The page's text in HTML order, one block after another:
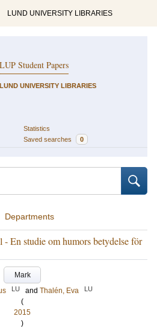
LUND UNIVERSITY LIBRARIES
LUP Student Papers
LUND UNIVERSITY LIBRARIES
Statistics
Saved searches 0
Departments
- En studie om humors betydelse för
Mark
LU and Thalén, Eva LU
(
2015
)